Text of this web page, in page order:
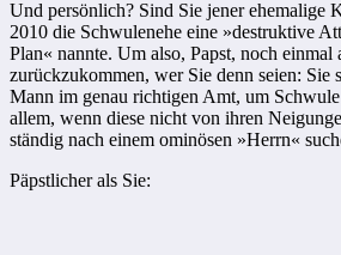
Und persönlich? Sind Sie jener ehemalige
2010 die Schwulenehe eine »destruktive
Plan« nannte. Um also, Papst, noch einmal
zurückzukommen, wer Sie denn seien: Sie
Mann im genau richtigen Amt, um
allem, wenn diese nicht von ihren
ständig nach einem ominösen »Herrn«
Päpstlicher als Sie: